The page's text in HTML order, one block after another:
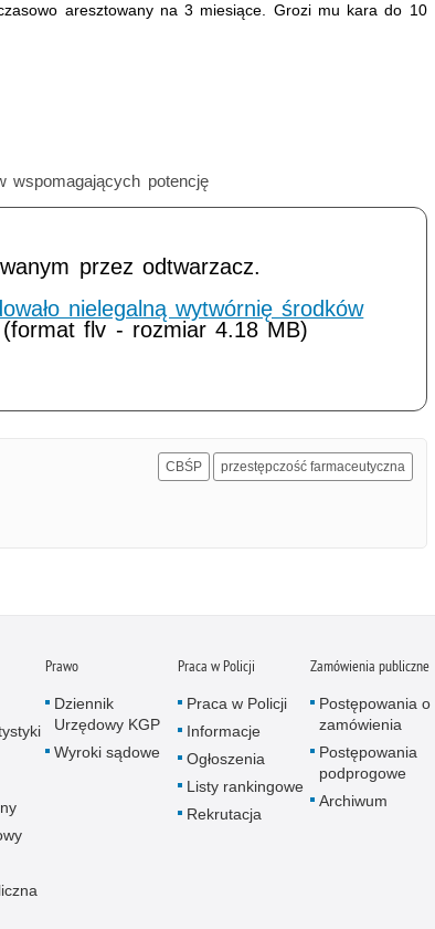
aresztowany na 3 miesiące. Grozi mu kara do 10
wspomagających potencję
przez odtwarzacz.
nielegalną wytwórnię środków
flv - rozmiar 4.18 MB)
CBŚP przestępczość farmaceutyczna
Prawo
Dziennik
Urzędowy KGP
Wyroki sądowe
Praca w Policji
Praca w Policji
Informacje
Ogłoszenia
Listy rankingowe
Rekrutacja
Zamówienia publiczne
Postępowania o
zamówienia
Postępowania
podprogowe
Archiwum